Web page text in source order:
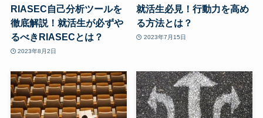
RIASEC自己分析ツールを
徹底解説！就活生が必ずや
るべきRIASECとは？
2023年8月2日
就活生必見！行動力を高め
る方法とは？
2023年7月15日